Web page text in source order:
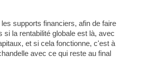
supports financiers, afin de faire
la rentabilité globale est là, avec
et si cela fonctionne, c'est à
avec ce qui reste au final